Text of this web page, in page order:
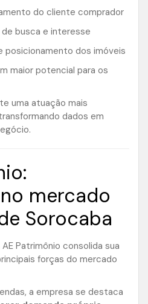
do cliente comprador
busca e interesse
posicionamento dos imóveis
maior potencial para os
uma atuação mais
dados em
mercado
Sorocaba
Patrimônio consolida sua
forças do mercado
a empresa se destaca